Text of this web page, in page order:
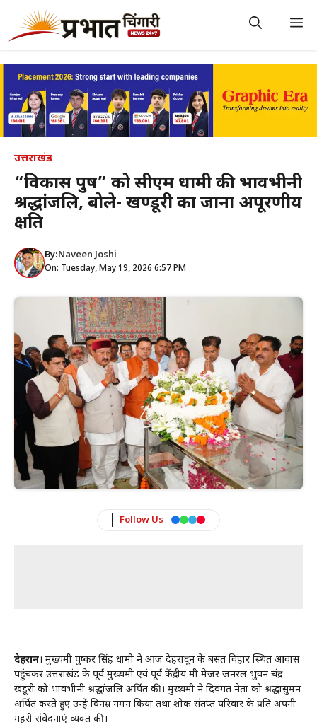
content
उत्तराखंड
“विकास पुरुष” को सीएम धामी की भावभीनी
श्रद्धांजलि, बोले- खण्डूरी का जाना अपूरणीय
क्षति
By:Naveen Joshi
On: Tuesday, May 19, 2026 6:57 PM
Follow Us
देहरादून। मुख्यमंत्री पुष्कर सिंह धामी ने आज देहरादून के बसंत विहार स्थित आवास
पहुंचकर उत्तराखंड के पूर्व मुख्यमंत्री एवं पूर्व केंद्रीय मंत्री मेजर जनरल भुवन चंद्र
खंडूरी को भावभीनी श्रद्धांजलि अर्पित की। मुख्यमंत्री ने दिवंगत नेता को श्रद्धासुमन
अर्पित करते हुए उन्हें विनम्र नमन किया तथा शोक संतप्त परिवार के प्रति अपनी
गहरी संवेदनाएं व्यक्त कीं।